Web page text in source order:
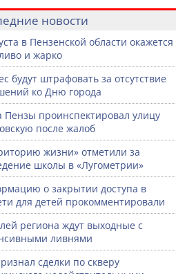
новости
в Пензенской области окажется
и жарко
будут штрафовать за отсутствие
ко Дню города
Пензы проинспектировал улицу
после жалоб
жизни» отметили за
школы в «Лугометрии»
о закрытии доступа в
для детей прокомментировали
региона ждут выходные с
ливнями
сделки по скверу